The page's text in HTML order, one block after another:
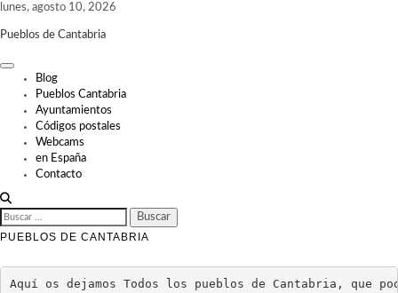
Skip
content
lunes, agosto 10, 2026
Pueblos de Cantabria
Blog
Pueblos Cantabria
Ayuntamientos
Códigos postales
Webcams
en España
Contacto
BUSCAR:
PUEBLOS DE CANTABRIA
Aquí os dejamos Todos los pueblos de Cantabria,